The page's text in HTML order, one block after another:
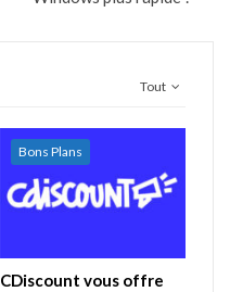
Tout
Bons Plans
CDiscount vous offre